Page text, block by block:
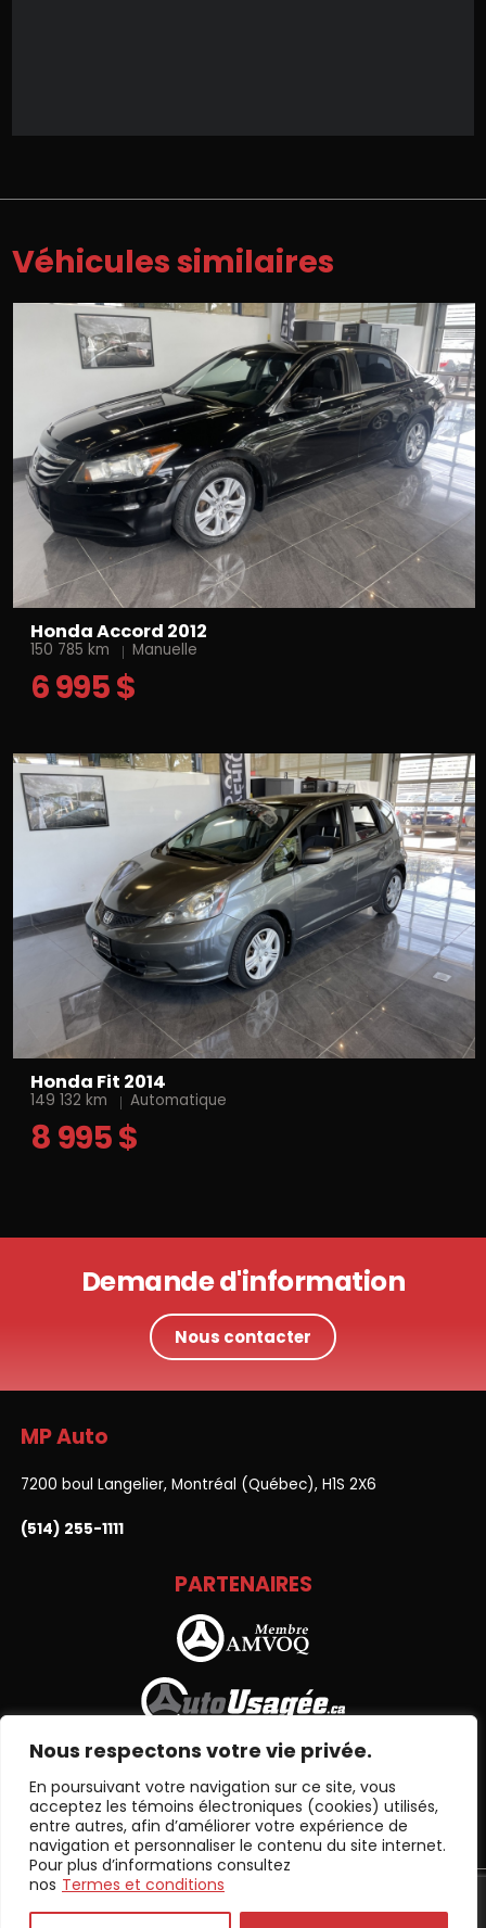
Nous respectons votre vie privée.
En poursuivant votre navigation sur ce site, vous
acceptez les témoins électroniques (cookies) utilisés,
entre autres, afin d’améliorer votre expérience de
navigation et personnaliser le contenu du site internet.
Pour plus d’informations consultez
nos Termes et conditions
Véhicules similaires
Honda Accord 2012
150 785 km Manuelle
6 995 $
Honda Fit 2014
149 132 km Automatique
8 995 $
Demande d'information
Nous contacter
MP Auto
7200 boul Langelier, Montréal (Québec), H1S 2X6
(514) 255-1111
PARTENAIRES
des marchands de véhicules d'occasion du Québec
AMVOQ ne